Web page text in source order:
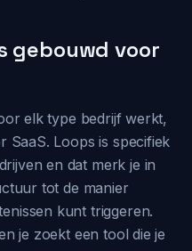
gebouwd voor
elk type bedrijf werkt,
SaaS. Loops is specifiek
en dat merk je in
tot de manier
kunt triggeren.
je zoekt een tool die je